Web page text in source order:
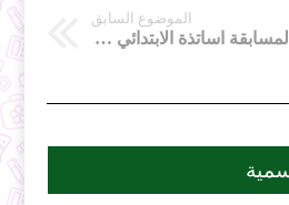
الموضوع السابق
موضوع اللغة العربية لمسابقة اساتذة الابتدائي 2016